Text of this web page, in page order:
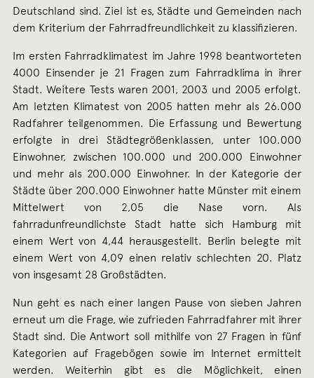
Deutschland sind. Ziel ist es, Städte und Gemeinden nach
dem Kriterium der Fahrradfreundlichkeit zu klassifizieren.
Im ersten Fahrradklimatest im Jahre 1998 beantworteten
4000 Einsender je 21 Fragen zum Fahrradklima in ihrer
Stadt. Weitere Tests waren 2001, 2003 und 2005 erfolgt.
Am letzten Klimatest von 2005 hatten mehr als 26.000
Radfahrer teilgenommen. Die Erfassung und Bewertung
erfolgte in drei Städtegrößenklassen, unter 100.000
Einwohner, zwischen 100.000 und 200.000 Einwohner
und mehr als 200.000 Einwohner. In der Kategorie der
Städte über 200.000 Einwohner hatte Münster mit einem
Mittelwert von 2,05 die Nase vorn. Als
fahrradunfreundlichste Stadt hatte sich Hamburg mit
einem Wert von 4,44 herausgestellt. Berlin belegte mit
einem Wert von 4,09 einen relativ schlechten 20. Platz
von insgesamt 28 Großstädten.
Nun geht es nach einer langen Pause von sieben Jahren
erneut um die Frage, wie zufrieden Fahrradfahrer mit ihrer
Stadt sind. Die Antwort soll mithilfe von 27 Fragen in fünf
Kategorien auf Fragebögen sowie im Internet ermittelt
werden. Weiterhin gibt es die Möglichkeit, einen